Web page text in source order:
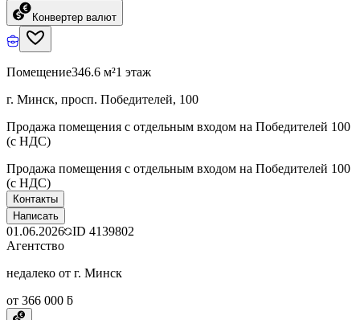
Конвертер валют
Помещение346.6 м²1 этаж
г. Минск, просп. Победителей, 100
Продажа помещения с отдельным входом на Победителей 100
(с НДС)
Продажа помещения с отдельным входом на Победителей 100
(с НДС)
Контакты
Написать
01.06.2026 ID 4139802
Агентство
недалеко от г. Минск
от 366 000 ƃ